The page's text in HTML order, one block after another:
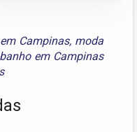
Campinas, moda
em Campinas